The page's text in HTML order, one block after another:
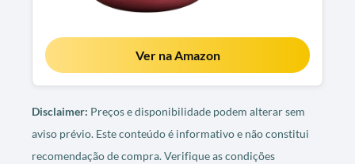
Ver na Amazon
Disclaimer: Preços e disponibilidade podem alterar sem
aviso prévio. Este conteúdo é informativo e não constitui
recomendação de compra. Verifique as condições